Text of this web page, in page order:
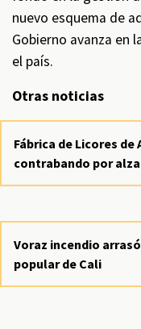
nuevo esquema de
Gobierno avanza en
el país.
Otras noticias
Fábrica de Licores
contrabando por
Voraz incendio
popular de Cali